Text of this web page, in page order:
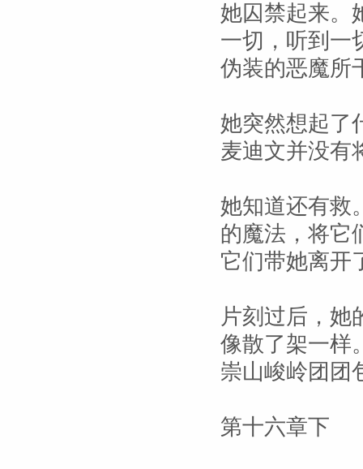
她囚禁起来。
一切，听到一
伪装的恶魔所
她突然想起了
麦迪文并没有
她知道还有救
的魔法，将它
它们带她离开
片刻过后，她
像散了架一样
崇山峻岭团团
第十六章下